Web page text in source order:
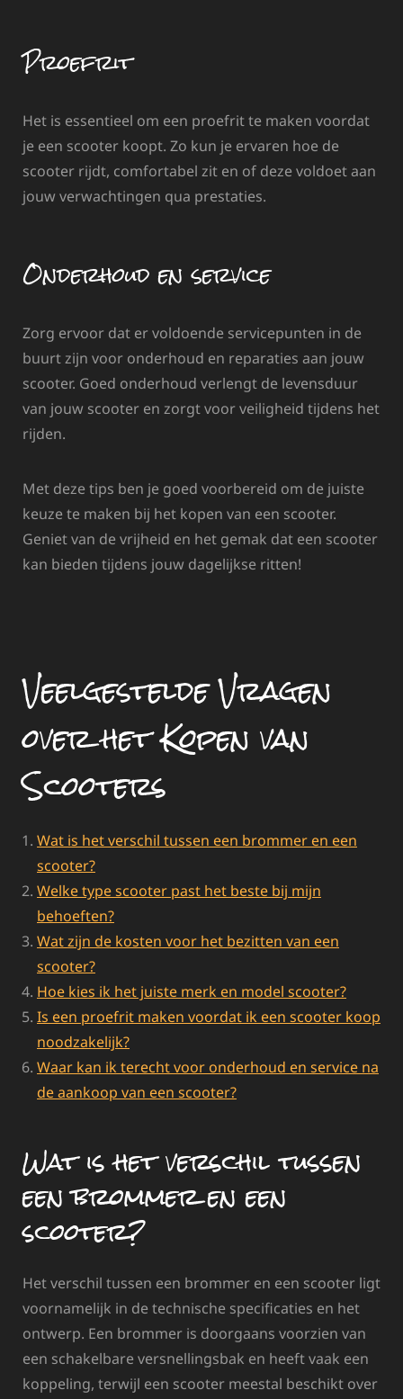
Proefrit
Het is essentieel om een proefrit te maken voordat
je een scooter koopt. Zo kun je ervaren hoe de
scooter rijdt, comfortabel zit en of deze voldoet aan
jouw verwachtingen qua prestaties.
Onderhoud en service
Zorg ervoor dat er voldoende servicepunten in de
buurt zijn voor onderhoud en reparaties aan jouw
scooter. Goed onderhoud verlengt de levensduur
van jouw scooter en zorgt voor veiligheid tijdens het
rijden.
Met deze tips ben je goed voorbereid om de juiste
keuze te maken bij het kopen van een scooter.
Geniet van de vrijheid en het gemak dat een scooter
kan bieden tijdens jouw dagelijkse ritten!
Veelgestelde Vragen
over het Kopen van
Scooters
Wat is het verschil tussen een brommer en een
scooter?
Welke type scooter past het beste bij mijn
behoeften?
Wat zijn de kosten voor het bezitten van een
scooter?
Hoe kies ik het juiste merk en model scooter?
Is een proefrit maken voordat ik een scooter koop
noodzakelijk?
Waar kan ik terecht voor onderhoud en service na
de aankoop van een scooter?
Wat is het verschil tussen
een brommer en een
scooter?
Het verschil tussen een brommer en een scooter ligt
voornamelijk in de technische specificaties en het
ontwerp. Een brommer is doorgaans voorzien van
een schakelbare versnellingsbak en heeft vaak een
koppeling, terwijl een scooter meestal beschikt over